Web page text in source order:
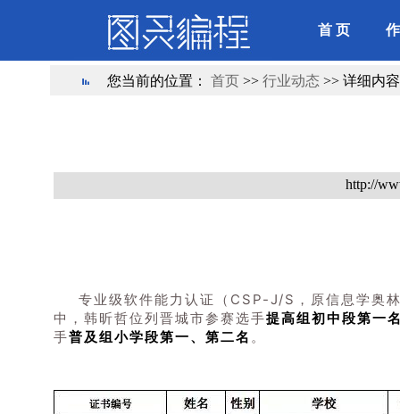
首 页
您当前的位置： 首页 >> 行业动态 >> 详细内容
http://
专业级软件能力认证（CSP-J/S，原信息学奥
中，韩昕哲位列晋城市参赛选手提高组初中段第一
手普及组小学段第一、第二名 。